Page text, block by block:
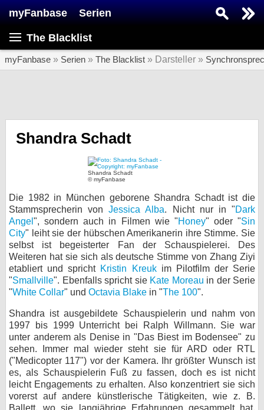
myFanbase Serien
The Blacklist
myFanbase » Serien » The Blacklist » Darsteller »
Shandra Schadt
Shandra Schadt
© myFanbase
Die 1982 in München geborene Shandra Schadt ist die
Stammsprecherin vonJessica Alba. Nicht nur in "Dark
Angel ", sondern auch in Filmen wie "Honey" oder "Sin
City" leiht sie der hübschen Amerikanerin ihre Stimme. Sie
selbst ist begeisterter Fan der Schauspielerei. Des
Weiteren hat sie sich als deutsche Stimme von Zhang Ziyi
etabliert und spricht Kristin Kreukim Pilotfilm der Serie
"Smallville". Ebenfalls spricht sie Kate Moreau in der Serie
"White Collar" und Octavia Blake in "The 100".
Shandra ist ausgebildete Schauspielerin und nahm von
1997 bis 1999 Unterricht bei Ralph Willmann. Sie war
unter anderem als Denise in "Das Biest im Bodensee" zu
sehen. Immer mal wieder steht sie für ARD oder RTL
("Medicopter 117") vor der Kamera. Ihr größter Wunsch ist
es, als Schauspielerin Fuß zu fassen, doch es ist nicht
leicht Engagements zu erhalten. Also konzentriert sie sich
vorerst auf andere künstlerische Tätigkeiten, wie z. B.
Ballett, wo sie langjährige Erfahrungen gesammelt hat.
SERIEN
KULTUR
Specials
SERVICE
Gewinnspiele
Forum
bei X
Kontakt
Nutzungsbedingungen
Datenschutz